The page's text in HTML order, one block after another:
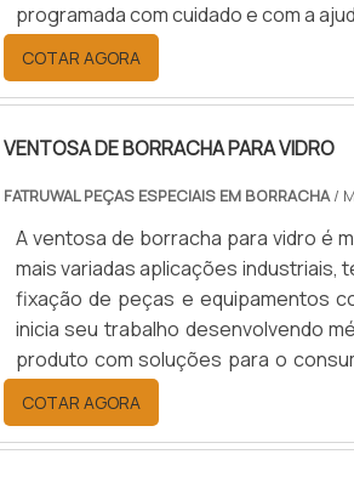
programada com cuidado e com a
Mec Selos Mecânicos conta com a
acompanha cada cliente na
necessidade.Por suas.
COTAR AGORA
VENTOSA DE BORRACHA PARA VIDRO
FATRUWAL PEÇAS ESPECIAIS EM BORRACHA/
A ventosa de borracha para vidro é
mais variadas aplicações
fixação de peças e equipamentos
inicia seu trabalho desenvolvendo
produto com soluções para o
produções em grande escala até
que esperar do produto
COTAR AGORA